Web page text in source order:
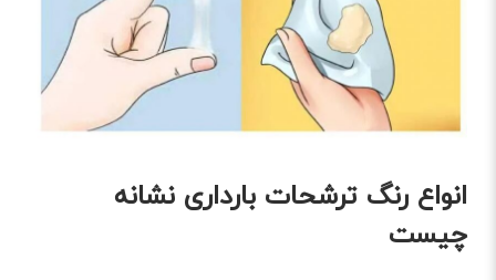
انواع رنگ ترشحات بارداری نشانه
چیست